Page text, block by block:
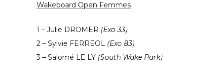
Wakeboard Open Femmes
1 – Julie DROMER (Exo 33)
2 – Sylvie FERREOL (Exo 83)
3 – Salomé LE LY (South Wake Park)